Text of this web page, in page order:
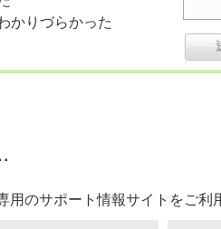
かりづらかった
のサポート情報サイトをご利